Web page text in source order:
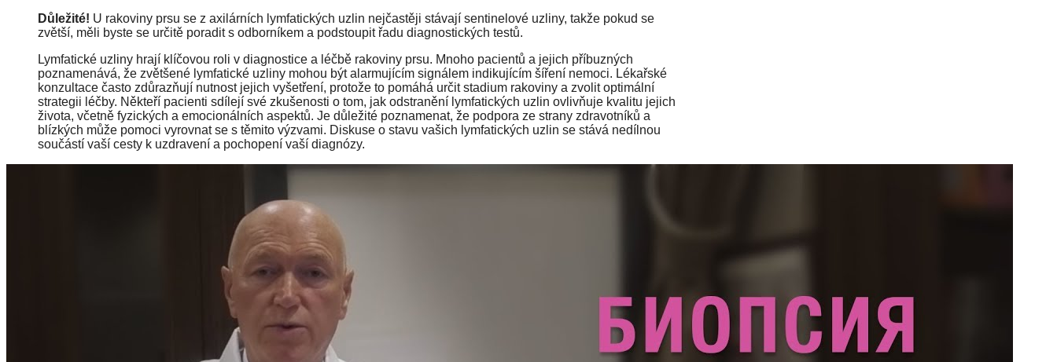
Důležité! U rakoviny prsu se z axilárních lymfatických uzlin nejčastěji stávají sentinelové uzliny, takže pokud se
zvětší, měli byste se určitě poradit s odborníkem a podstoupit řadu diagnostických testů.
Lymfatické uzliny hrají klíčovou roli v diagnostice a léčbě rakoviny prsu. Mnoho pacientů a jejich příbuzných
poznamenává, že zvětšené lymfatické uzliny mohou být alarmujícím signálem indikujícím šíření nemoci. Lékařské
konzultace často zdůrazňují nutnost jejich vyšetření, protože to pomáhá určit stadium rakoviny a zvolit optimální
strategii léčby. Někteří pacienti sdílejí své zkušenosti o tom, jak odstranění lymfatických uzlin ovlivňuje kvalitu jejich
života, včetně fyzických a emocionálních aspektů. Je důležité poznamenat, že podpora ze strany zdravotníků a
blízkých může pomoci vyrovnat se s těmito výzvami. Diskuse o stavu vašich lymfatických uzlin se stává nedílnou
součástí vaší cesty k uzdravení a pochopení vaší diagnózy.